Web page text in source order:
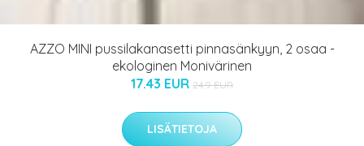
AZZO MINI pussilakanasetti pinnasänkyyn, 2 osaa -
ekologinen Monivärinen
17.43 EUR 24.9 EUR
LISÄTIETOJA